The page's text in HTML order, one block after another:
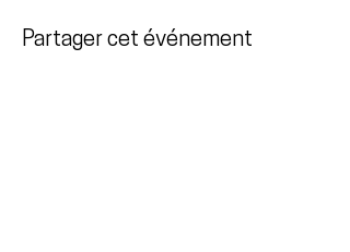
Partager cet événement